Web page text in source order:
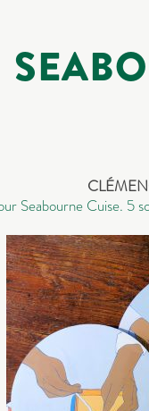
Seabourne Cuise. 5